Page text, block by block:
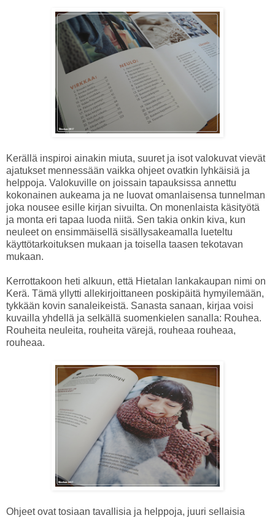
Kerällä inspiroi ainakin miuta, suuret ja isot valokuvat vievät
ajatukset mennessään vaikka ohjeet ovatkin lyhkäisiä ja
helppoja. Valokuville on joissain tapauksissa annettu
kokonainen aukeama ja ne luovat omanlaisensa tunnelman
joka nousee esille kirjan sivuilta. On monenlaista käsityötä
ja monta eri tapaa luoda niitä. Sen takia onkin kiva, kun
neuleet on ensimmäisellä sisällysakeamalla lueteltu
käyttötarkoituksen mukaan ja toisella taasen tekotavan
mukaan.
Kerrottakoon heti alkuun, että Hietalan lankakaupan nimi on
Kerä. Tämä yllytti allekirjoittaneen poskipäitä hymyilemään,
tykkään kovin sanaleikeistä. Sanasta sanaan, kirjaa voisi
kuvailla yhdellä ja selkällä suomenkielen sanalla: Rouhea.
Rouheita neuleita, rouheita värejä, rouheaa rouheaa,
rouheaa.
Ohjeet ovat tosiaan tavallisia ja helppoja, juuri sellaisia